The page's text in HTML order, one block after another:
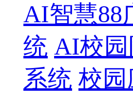
AI智慧88
统 AI校
系统 校园